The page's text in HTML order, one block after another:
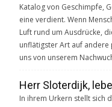
Katalog von Geschimpfe,
eine verdient. Wenn
Luft rund um Ausdrücke,
unflätigster Art auf andere
uns von unserem
Herr Sloterdijk,
In ihrem Urkern stellt sich